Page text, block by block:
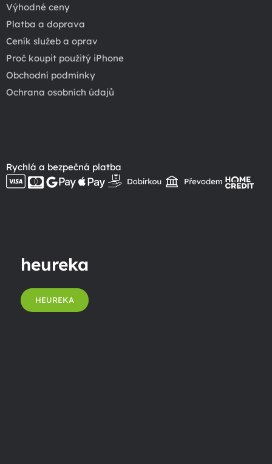
Výhodné ceny
Platba a doprava
Ceník služeb a oprav
Proč koupit použitý iPhone
Obchodní podmínky
Ochrana osobních údajů
Rychlá a bezpečná platba
heureka
HEUREKA